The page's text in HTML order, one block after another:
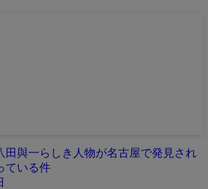
田與一らしき人物が名古屋で発見され
ている件